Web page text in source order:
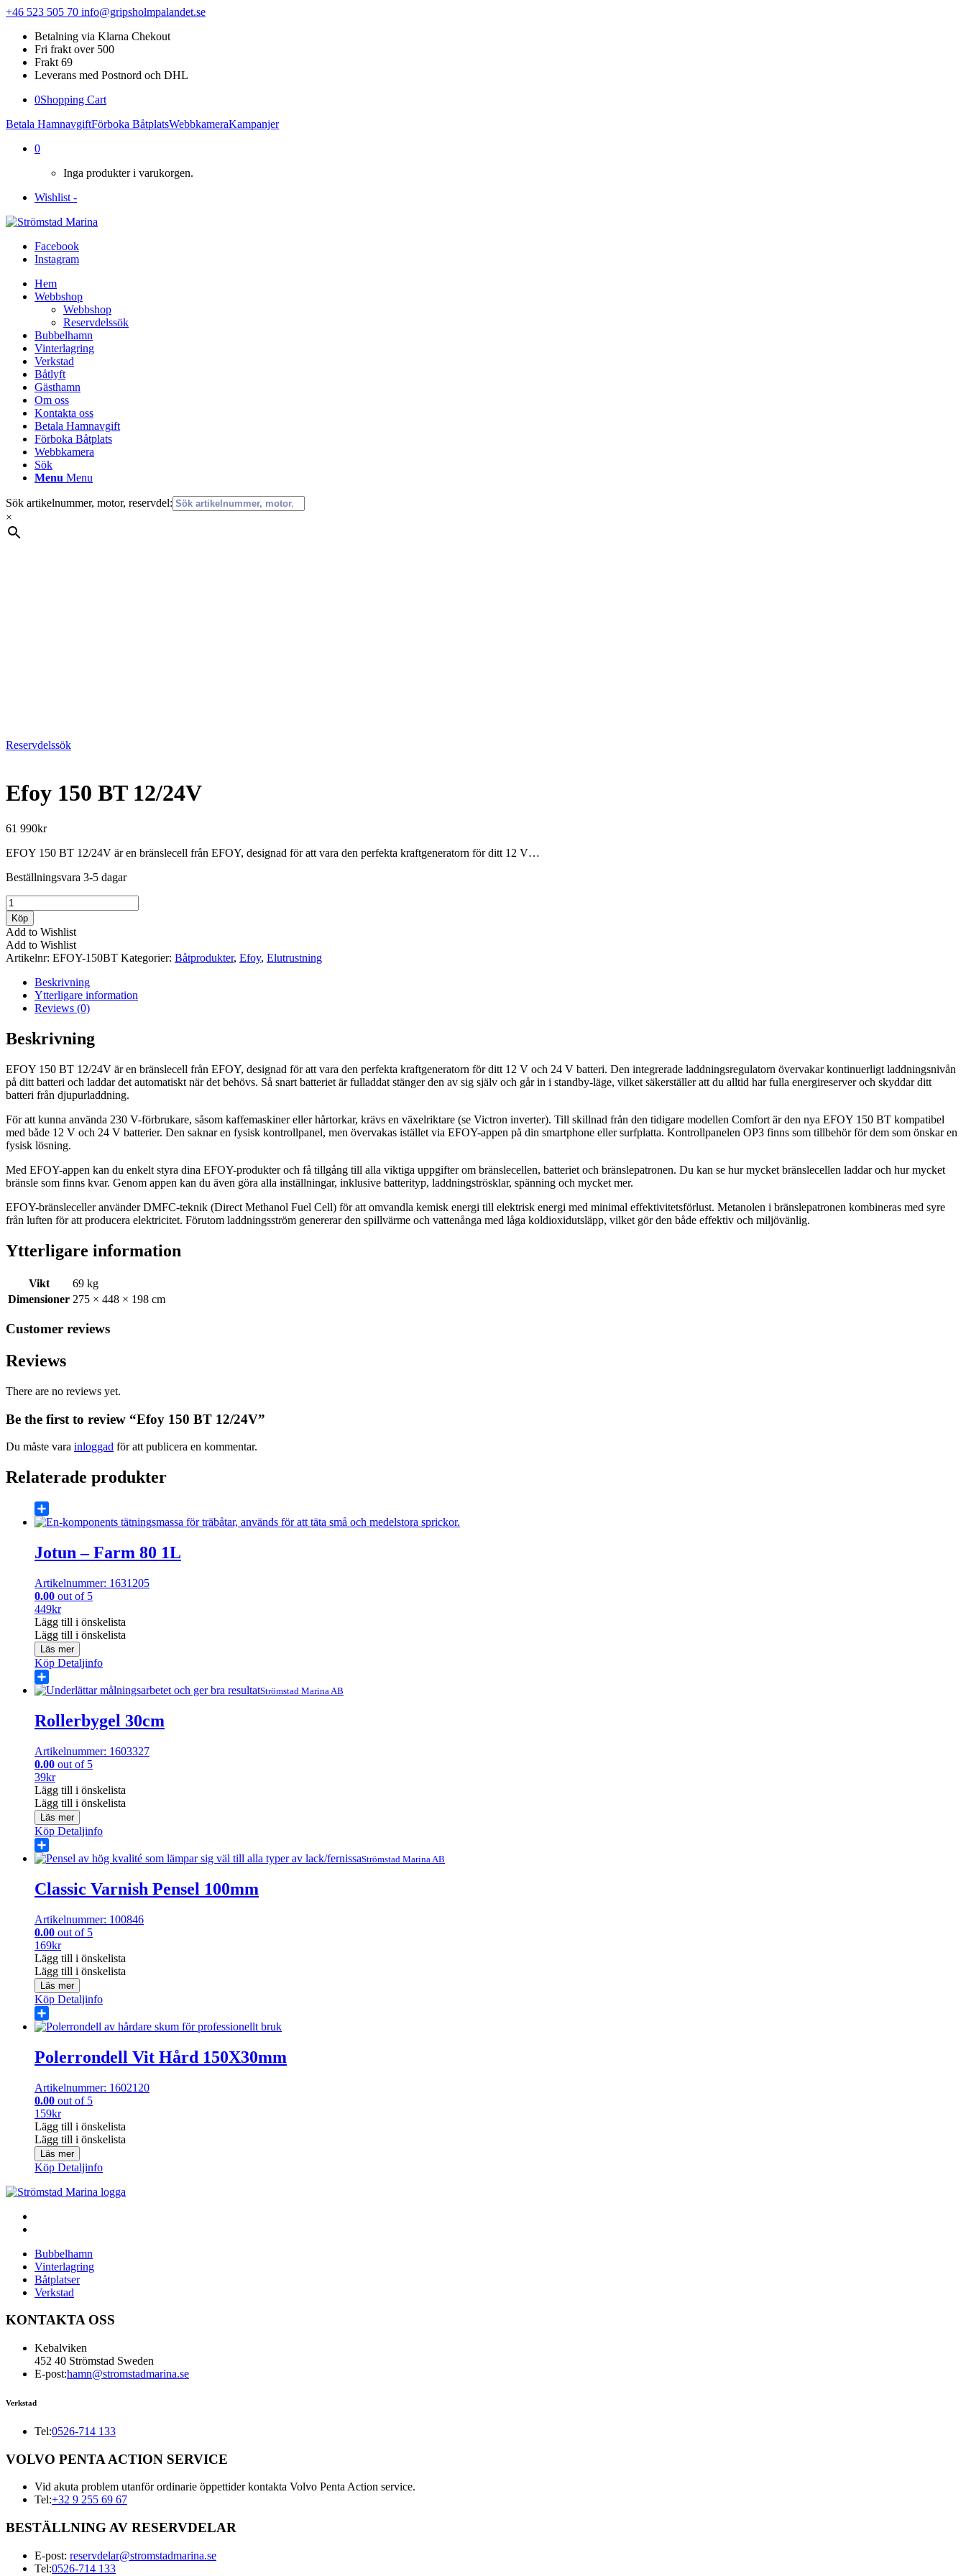
+46 523 505 70 info@gripsholmpalandet.se
Betalning via Klarna Chekout
Fri frakt over 500
Frakt 69
Leverans med Postnord och DHL
0Shopping Cart
Betala HamnavgiftFörboka BåtplatsWebbkameraKampanjer
0
Inga produkter i varukorgen.
Wishlist -
Facebook
Instagram
Hem
Webbshop
Webbshop
Reservdelssök
Bubbelhamn
Vinterlagring
Verkstad
Båtlyft
Gästhamn
Om oss
Kontakta oss
Betala Hamnavgift
Förboka Båtplats
Webbkamera
Sök
Menu Menu
Sök artikelnummer, motor, reservdel:
×
Reservdelssök
Efoy 150 BT 12/24V
61 990kr
EFOY 150 BT 12/24V är en bränslecell från EFOY, designad för att vara den perfekta kraftgeneratorn för ditt 12 V…
Beställningsvara 3-5 dagar
Efoy
150
BT
12/24V
mängd
Köp
Add to Wishlist
Add to Wishlist
Artikelnr: EFOY-150BT Kategorier: Båtprodukter, Efoy, Elutrustning
Beskrivning
Ytterligare information
Reviews (0)
Beskrivning
EFOY 150 BT 12/24V är en bränslecell från EFOY, designad för att vara den perfekta kraftgeneratorn för ditt 12 V och 24 V batteri. Den integrerade laddningsregulatorn övervakar kontinuerligt laddningsnivån
på ditt batteri och laddar det automatiskt när det behövs. Så snart batteriet är fulladdat stänger den av sig själv och går in i standby-läge, vilket säkerställer att du alltid har fulla energireserver och skyddar ditt
batteri från djupurladdning.
För att kunna använda 230 V-förbrukare, såsom kaffemaskiner eller hårtorkar, krävs en växelriktare (se Victron inverter). Till skillnad från den tidigare modellen Comfort är den nya EFOY 150 BT kompatibel
med både 12 V och 24 V batterier. Den saknar en fysisk kontrollpanel, men övervakas istället via EFOY-appen på din smartphone eller surfplatta. Kontrollpanelen OP3 finns som tillbehör för dem som önskar en
fysisk lösning.
Med EFOY-appen kan du enkelt styra dina EFOY-produkter och få tillgång till alla viktiga uppgifter om bränslecellen, batteriet och bränslepatronen. Du kan se hur mycket bränslecellen laddar och hur mycket
bränsle som finns kvar. Genom appen kan du även göra alla inställningar, inklusive batterityp, laddningströsklar, spänning och mycket mer.
EFOY-bränsleceller använder DMFC-teknik (Direct Methanol Fuel Cell) för att omvandla kemisk energi till elektrisk energi med minimal effektivitetsförlust. Metanolen i bränslepatronen kombineras med syre
från luften för att producera elektricitet. Förutom laddningsström genererar den spillvärme och vattenånga med låga koldioxidutsläpp, vilket gör den både effektiv och miljövänlig.
Ytterligare information
Vikt
69 kg
Dimensioner 275 × 448 × 198 cm
Customer reviews
Reviews
There are no reviews yet.
Be the first to review “Efoy 150 BT 12/24V”
Du måste vara inloggad för att publicera en kommentar.
Relaterade produkter
Share
Jotun – Farm 80 1L
Artikelnummer: 1631205
0.00 out of 5
449kr
Lägg till i önskelista
Lägg till i önskelista
Läs mer
Köp Detaljinfo
Share Strömstad Marina AB
Rollerbygel 30cm
Artikelnummer: 1603327
0.00 out of 5
39kr
Lägg till i önskelista
Lägg till i önskelista
Läs mer
Köp Detaljinfo
Share Strömstad Marina AB
Classic Varnish Pensel 100mm
Artikelnummer: 100846
0.00 out of 5
169kr
Lägg till i önskelista
Lägg till i önskelista
Läs mer
Köp Detaljinfo
Share
Polerrondell Vit Hård 150X30mm
Artikelnummer: 1602120
0.00 out of 5
159kr
Lägg till i önskelista
Lägg till i önskelista
Läs mer
Köp Detaljinfo
Bubbelhamn
Vinterlagring
Båtplatser
Verkstad
KONTAKTA OSS
Kebalviken
452 40 Strömstad Sweden
E-post:hamn@stromstadmarina.se
Verkstad
Tel:0526-714 133
VOLVO PENTA ACTION SERVICE
Vid akuta problem utanför ordinarie öppettider kontakta Volvo Penta Action service.
Tel:+32 9 255 69 67
BESTÄLLNING AV RESERVDELAR
E-post: reservdelar@stromstadmarina.se
Tel:0526-714 133